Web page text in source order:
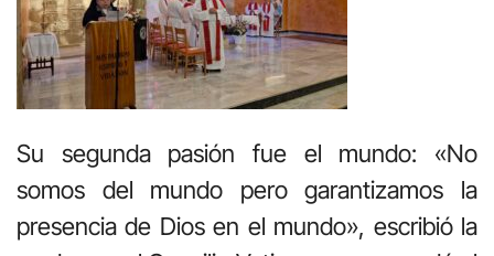
Su segunda pasión fue el mundo: «No
somos del mundo pero garantizamos la
presencia de Dios en el mundo», escribió la